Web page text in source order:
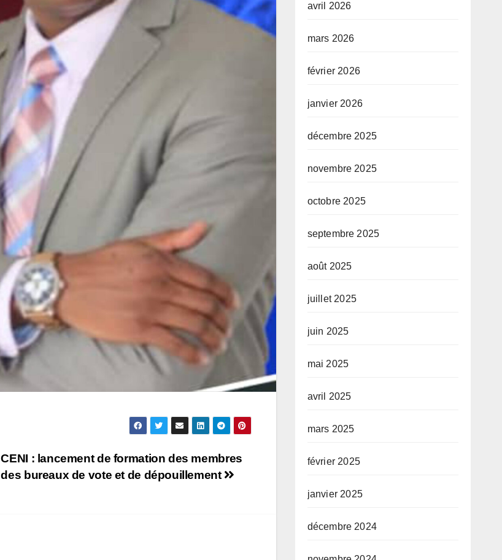
CENI : lancement de formation des membres
des bureaux de vote et de dépouillement
avril 2026
mars 2026
février 2026
janvier 2026
décembre 2025
novembre 2025
octobre 2025
septembre 2025
août 2025
juillet 2025
juin 2025
mai 2025
avril 2025
mars 2025
février 2025
janvier 2025
décembre 2024